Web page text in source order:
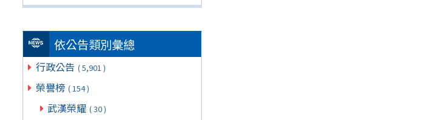
依公告類別彙總
行政公告 ( 5,901 )
榮譽榜 ( 154 )
武漢榮耀 ( 30 )